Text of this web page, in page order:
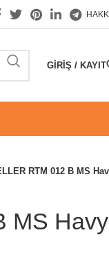
GIRIŞ / KAYIT
RTM 012 B MS
MS